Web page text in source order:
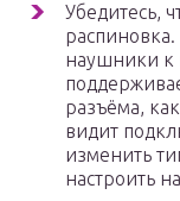
Убедитесь,
наушники к
разъёма,
видит
изменить
настроить